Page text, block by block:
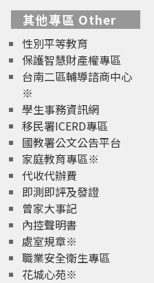
其他專區 Other
性別平等教育
保護智慧財產權專區
台南二區輔導諮商中心
※
學生事務資訊網
移民署ICERD專區
國教署公文公告平台
家庭教育專區※
代收代辦費
即測即評及發證
曾家大事記
內控聲明書
處室規章※
職業安全衛生專區
花城心苑※